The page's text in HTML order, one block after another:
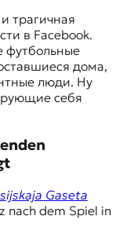
трагичная
в Facebook.
футбольные
дома,
люди. Ну
себя
Gaseta
nach dem Spiel in